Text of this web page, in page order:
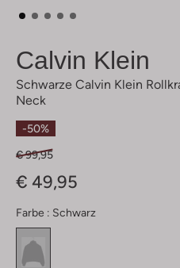
Calvin Klein
Schwarze Calvin Klein
Neck
-50%
€ 99,95
€ 49,95
Farbe : Schwarz